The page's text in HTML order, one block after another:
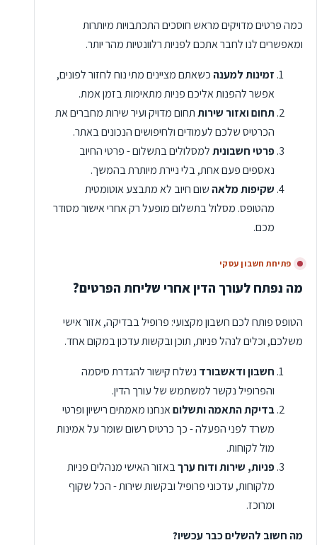
כמה פרטים מדויקים מראש חוסכים התכתבויות מיותרות
ומאפשרים לנו לחבר אתכם לפניות רלוונטיות מהר יותר.
זמינות למענה כשאתם מציינים מתי נוח לחזור לפונים,
אפשר להפנות אליכם פניות מתאימות בזמן אמת.
תחום ואזור שירותתחום מדויק ועיר שירות מחברים את
הכרטיס שלכם לעמודים ולחיפושים הנכונים באתר.
פרטי חשבוניתלמסלולים בתשלום - פרטי החיוב
נאספים פעם אחת, בלי ניירת מיותרת בהמשך.
שקיפות מלאה שום חיוב לא מתבצע אוטומטית
מהטופס. מסלול בתשלום מופעל רק אחרי אישור מסודר
מכם.
פתיחת חשבון עסקי
מה נפתח לעורך הדין אחרי שליחת הפרטים?
הטופס פותח לכם חשבון מקצועי: פרופיל בבדיקה, אזור אישי
משלכם, וכלים לנהל פניות, תוכן ובקשות עדכון במקום אחד.
חשבון ודאשבורד נשלח קישור להגדרת סיסמה
והפרופיל נקשר למשתמש של עורך הדין.
בדיקת התאמה ותשלוםאנחנו מאמתים רישיון ופרטי
משרד לפני הפעלה - כך כרטיס רשום שומר על אמינות
מול לקוחות.
פניות, שירות ודוח ערךבאזור האישי מנהלים פניות
מלקוחות, עדכוני פרופיל ובקשות שירות - הכל שקוף
ומרוכז.
מה חשוב להשלים כבר עכשיו?